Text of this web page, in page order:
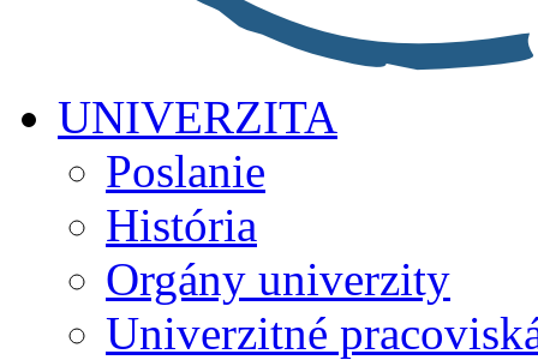
UNIVERZITA
Poslanie
História
Orgány univerzity
Univerzitné